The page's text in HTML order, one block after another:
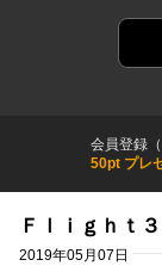
会員登録
50pt プレ
Ｆｌｉｇｈｔ
2019年05月07日